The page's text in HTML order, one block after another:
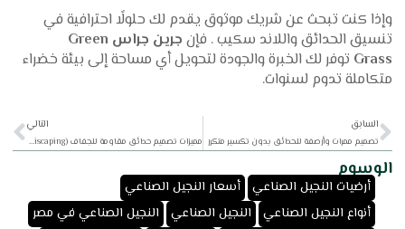
وإذا كنت تبحث عن شريك موثوق يقدم لك حلولًا احترافية في
تنسيق الحدائق واللاند سكيب . فإن
جرين جراس Green
Grass توفر لك الخبرة والجودة لتحويل أي مساحة إلى بيئة خضراء
متكاملة تدوم لسنوات.
Prev
السابق
تصميم ممرات وأرصفة للحدائق بدون تكسير متكرر
التالي
مميزات تصميم حدائق مقاومة للجفاف (Xeriscaping) للمنازل والفيلات
الوسوم
أرضيات النجيل الصناعي أسعار النجيل الصناعي
أنواع النجيل الصناعي
النجيل الصناعي النجيل الصناعي في مصر